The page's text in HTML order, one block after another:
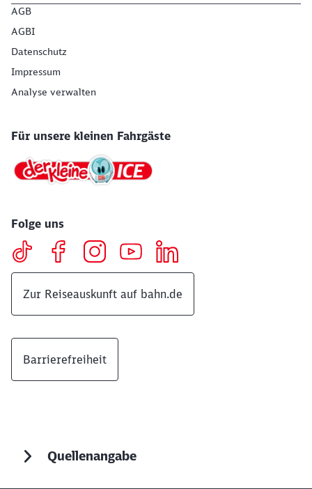
AGB
AGBI
Datenschutz
Impressum
Analyse verwalten
Für unsere kleinen Fahrgäste
Folge uns
Zur Reiseauskunft auf bahn.de
Barrierefreiheit
Quellenangabe